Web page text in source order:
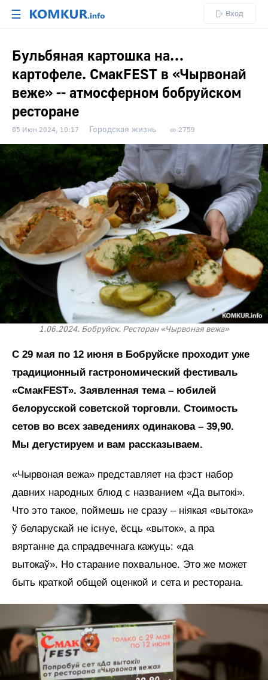
☰ Вход
Бульбяная картошка на…
картофеле. СмакFEST в «Чырвонай
веже» -- атмосферном бобруйском
ресторане
05 Июн 2024, 10:17 Городская жизнь 2759
1.06.2024. Бобруйск. Ресторан «Чырвоная вежа»
С 29 мая по 12 июня в Бобруйске проходит уже
традиционный гастрономический фестиваль
«СмакFEST». Заявленная тема – юбилей
белорусской советской торговли. Стоимость
сетов во всех заведениях одинакова – 39,90.
Мы дегустируем и вам рассказываем.
«Чырвоная вежа» представляет на фэст набор
давних народных блюд с названием «Да вытокі».
Что это такое, поймешь не сразу – ніякая «вытока»
ў беларускай не існуе, ёсць «выток», а пра
вяртанне да спрадвечнага кажуць: «да
вытокаў». Но старание похвальное. Это же может
быть краткой общей оценкой и сета и ресторана.